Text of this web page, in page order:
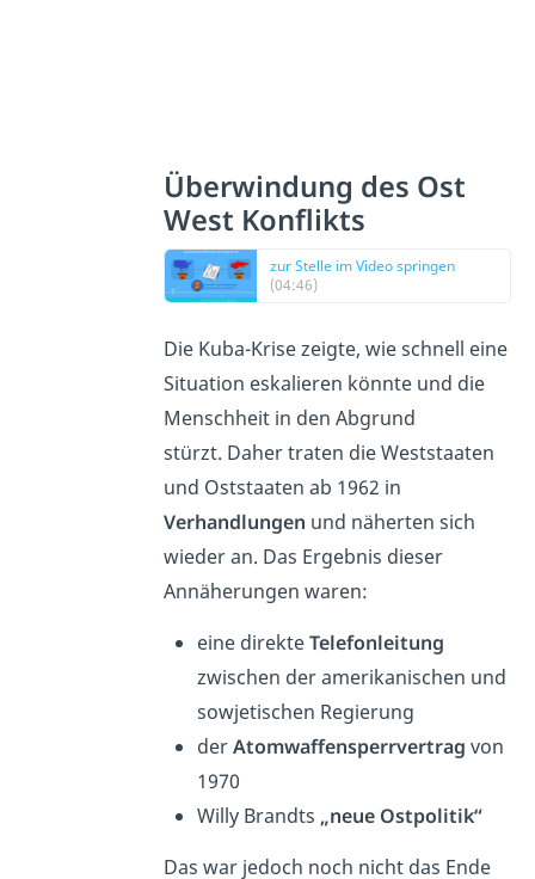
Überwindung des Ost
West Konflikts
zur Stelle im Video springen
(04:46)
Die Kuba-Krise zeigte, wie schnell eine
Situation eskalieren könnte und die
Menschheit in den Abgrund
stürzt. Daher traten die Weststaaten
und Oststaaten ab 1962 in
Verhandlungen und näherten sich
wieder an. Das Ergebnis dieser
Annäherungen waren:
eine direkteTelefonleitung
zwischen der amerikanischen und
sowjetischen Regierung
derAtomwaffensperrvertrag von
1970
Willy Brandts „neue Ostpolitik“
Das war jedoch noch nicht das Ende